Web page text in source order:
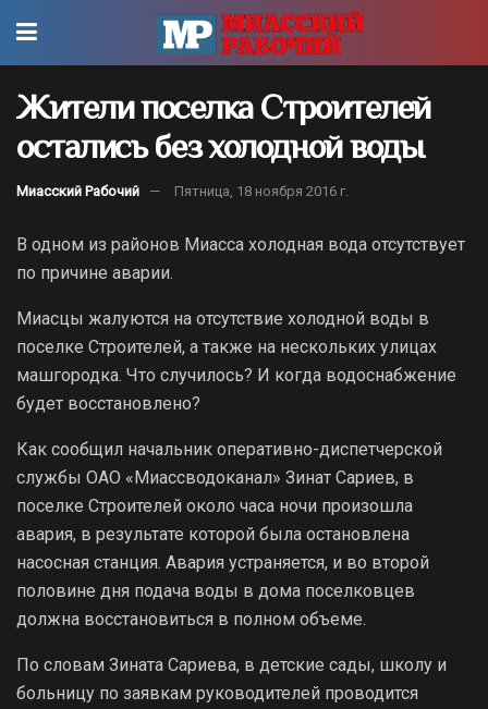
Жители поселка Строителей
остались без холодной воды
Миасский Рабочий Пятница, 18 ноября 2016 г.
В одном из районов Миасса холодная вода отсутствует
по причине аварии.
Миасцы жалуются на отсутствие холодной воды в
поселке Строителей, а также на нескольких улицах
машгородка. Что случилось? И когда водоснабжение
будет восстановлено?
Как сообщил начальник оперативно-диспетчерской
службы ОАО «Миассводоканал» Зинат Сариев, в
поселке Строителей около часа ночи произошла
авария, в результате которой была остановлена
насосная станция. Авария устраняется, и во второй
половине дня подача воды в дома поселковцев
должна восстановиться в полном объеме.
По словам Зината Сариева, в детские сады, школу и
больницу по заявкам руководителей проводится